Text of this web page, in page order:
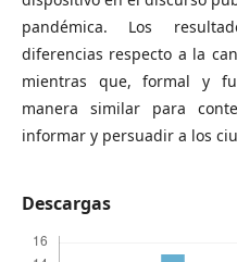
pandémica. Los
diferencias respecto a la
mientras que, formal y
manera similar para
informar y persuadir a los
Descargas